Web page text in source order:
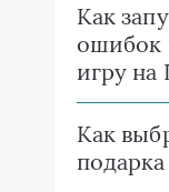
Как
ошибок
игру на
Как